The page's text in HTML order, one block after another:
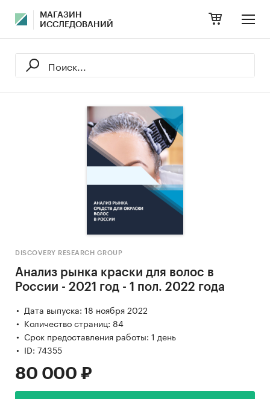
МАГАЗИН
ИССЛЕДОВАНИЙ
DISCOVERY RESEARCH GROUP
Анализ рынка краски для волос в
России - 2021 год - 1 пол. 2022 года
Дата выпуска: 18 ноября 2022
Количество страниц: 84
Срок предоставления работы: 1 день
ID: 74355
80 000 ₽